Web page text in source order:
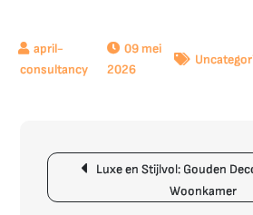
09 mei
2026
Berichtnavigatie
Luxe en Stijlvol: Gouden
Woonkamer